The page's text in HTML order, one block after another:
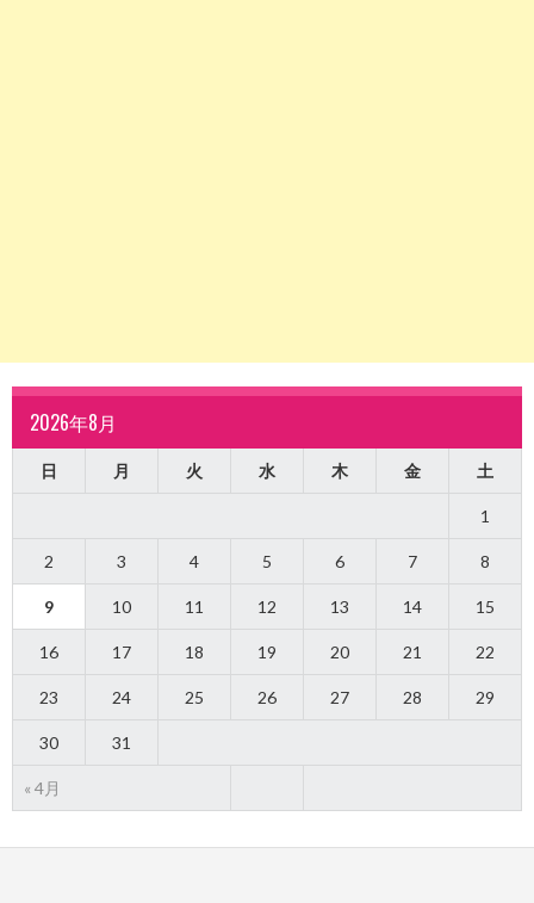
2026年8月
日 月 火 水 木 金 土
« 4月
1
2 3 4 5 6 7 8
9 10 11 12 13 14 15
16 17 18 19 20 21 22
23 24 25 26 27 28 29
30 31